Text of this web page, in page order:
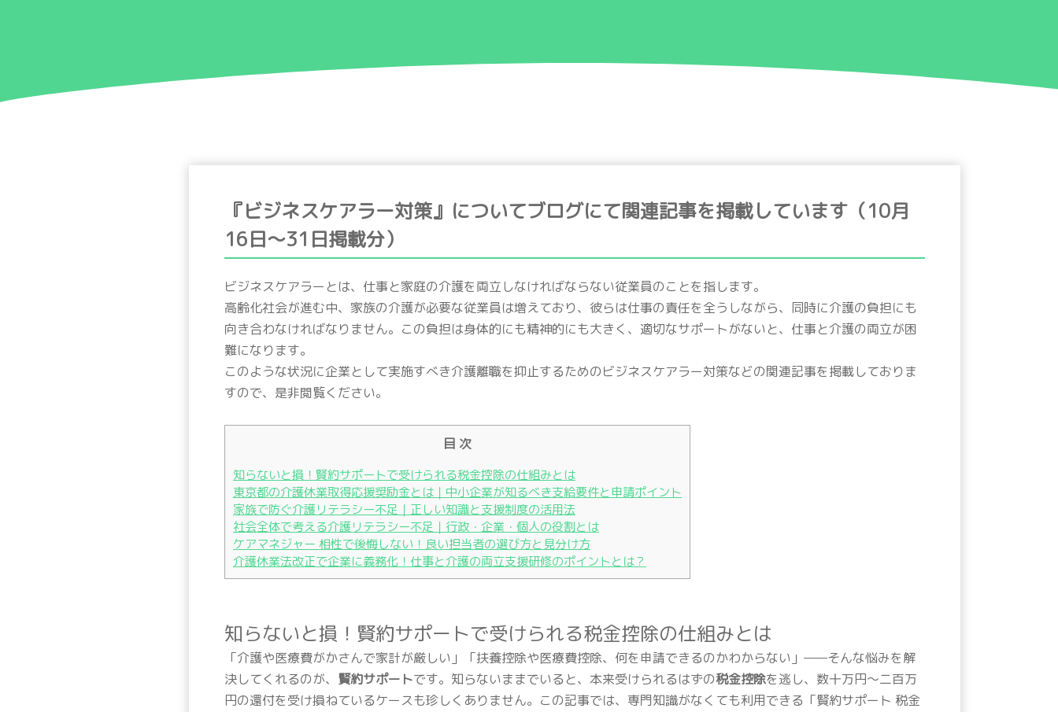
『ビジネスケアラー対策』についてブログにて関連記事を掲載しています（10月
16日〜31日掲載分）
ビジネスケアラーとは、仕事と家庭の介護を両立しなければならない従業員のことを指します。
高齢化社会が進む中、家族の介護が必要な従業員は増えており、彼らは仕事の責任を全うしながら、同時に介護の負担にも
向き合わなければなりません。この負担は身体的にも精神的にも大きく、適切なサポートがないと、仕事と介護の両立が困
難になります。
このような状況に企業として実施すべき介護離職を抑止するためのビジネスケアラー対策などの関連記事を掲載しておりま
すので、是非閲覧ください。
目 次
知らないと損！賢約サポートで受けられる税金控除の仕組みとは
東京都の介護休業取得応援奨励金とは｜中小企業が知るべき支給要件と申請ポイント
家族で防ぐ介護リテラシー不足｜正しい知識と支援制度の活用法
社会全体で考える介護リテラシー不足｜行政・企業・個人の役割とは
ケアマネジャー 相性で後悔しない！良い担当者の選び方と見分け方
介護休業法改正で企業に義務化！仕事と介護の両立支援研修のポイントとは？
知らないと損！賢約サポートで受けられる税金控除の仕組みとは
「介護や医療費がかさんで家計が厳しい」「扶養控除や医療費控除、何を申請できるのかわからない」——そんな悩みを解
決してくれるのが、 賢約サポートです。知らないままでいると、本来受けられるはずの税金控除を逃し、数十万円〜二百万
円の還付を受け損ねているケースも珍しくありません。この記事では、専門知識がなくても利用できる「賢約サポート 税金